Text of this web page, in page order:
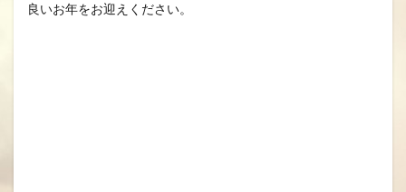
良いお年をお迎えください。